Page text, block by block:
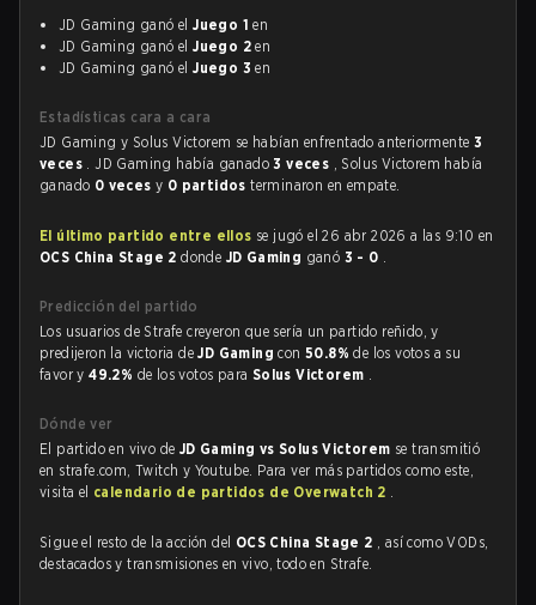
JD Gaming ganó elJuego 1 en
JD Gaming ganó elJuego 2 en
JD Gaming ganó elJuego 3 en
Estadísticas cara a cara
JD Gaming y Solus Victorem se habían enfrentado anteriormente 3
veces . JD Gaming había ganado3 veces , Solus Victorem había
ganado 0 vecesy 0 partidosterminaron en empate.
El último partido entre ellos se jugó el 26 abr 2026 a las 9:10 en
OCS China Stage 2donde JD Gaming ganó 3 - 0 .
Predicción del partido
Los usuarios de Strafe creyeron que sería un partido reñido, y
predijeron la victoria deJD Gamingcon50.8%de los votos a su
favor y49.2% de los votos para Solus Victorem .
Dónde ver
El partido en vivo de JD Gaming vs Solus Victorem se transmitió
en strafe.com, Twitch y Youtube. Para ver más partidos como este,
visita el calendario de partidos de Overwatch 2 .
Sigue el resto de la acción del OCS China Stage 2 , así como VODs,
destacados y transmisiones en vivo, todo en Strafe.